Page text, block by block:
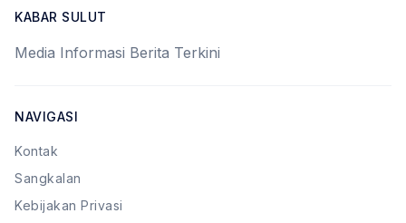
KABAR SULUT
Media Informasi Berita Terkini
NAVIGASI
Kontak
Sangkalan
Kebijakan Privasi